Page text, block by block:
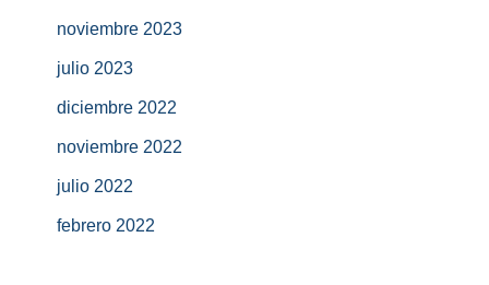
noviembre 2023
julio 2023
diciembre 2022
noviembre 2022
julio 2022
febrero 2022